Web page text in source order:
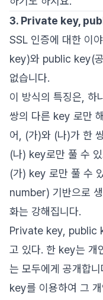
3. Private key,
SSL 인증에 대한 이
key)와 public key(
없습니다.
이 방식의 특징은, 하
쌍의 다른 key 로만
어, (가)와 (나)가 한
(나) key로만 풀 수
(가) key 로만 풀 수
number) 기반으로
화는 강해집니다.
Private key, public
고 있다. 한 key는 개
는 모두에게 공개합
key를 이용하여 그